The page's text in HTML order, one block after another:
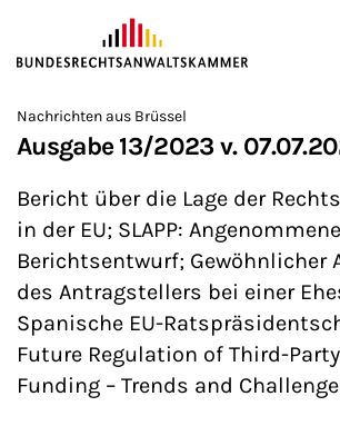
ZUM HAUPTINHALT SPRINGEN
Sie befinden sich hier:
>
Startseite
>
Newsroom
Nachrichten aus Brüssel
Ausgabe 13/2023 v.
Bericht über die Lage der
in der EU; SLAPP:
Berichtsentwurf; Gewöhnlicher
des Antragstellers bei einer
Spanische EU-
Future Regulation of Third-
Funding – Trends and